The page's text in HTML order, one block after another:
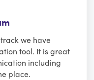
we have
tool. It is great
including
place.